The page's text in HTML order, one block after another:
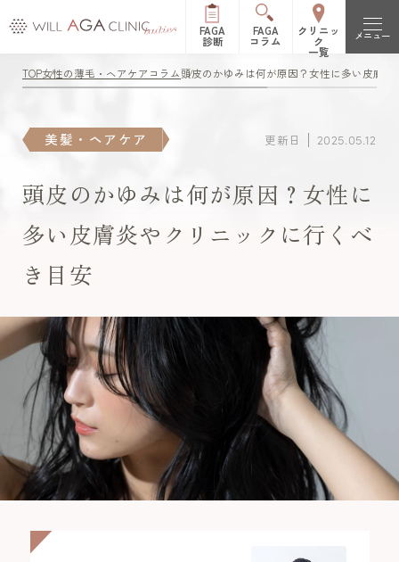
FAGA
診断
FAGA
コラム
クリニッ
ク
一覧
メニュー
初めての方へ
FAGAとは（女性型脱毛症）
治療メニュー
LHDV頭皮注入治療 オーガニック治療
es women リッチディオーラム
白髪治療
円形脱毛症治療 オルミエント治療薬®
ステロイド局所注射
改善症例
料金表
新宿院
表参道院 銀座院
立川院 町田院
横浜院 大宮院
よくある質問
年代別お悩みガイド
FAGAコラム
TOP女性の薄毛・ヘアケアコラム頭皮のかゆみは何が原因？女性に多い皮膚
美髪・ヘアケア 更新日 2025.05.12
頭皮のかゆみは何が原因？女性に
多い皮膚炎やクリニックに行くべ
き目安